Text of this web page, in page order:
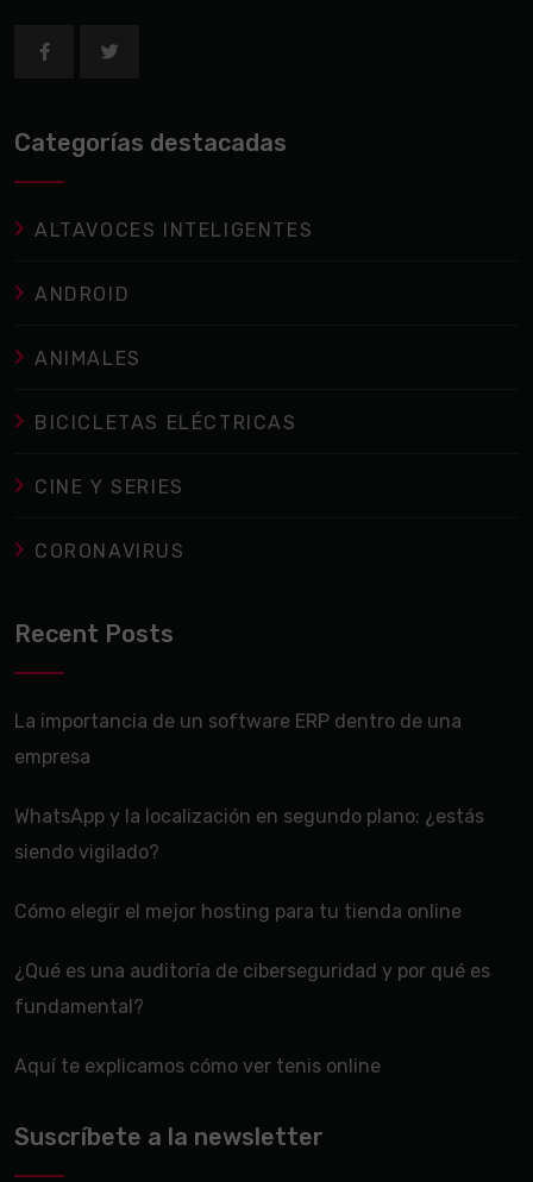
Categorías destacadas
ALTAVOCES INTELIGENTES
ANDROID
ANIMALES
BICICLETAS ELÉCTRICAS
CINE Y SERIES
CORONAVIRUS
Recent Posts
La importancia de un software ERP dentro de una
empresa
WhatsApp y la localización en segundo plano: ¿estás
siendo vigilado?
Cómo elegir el mejor hosting para tu tienda online
¿Qué es una auditoría de ciberseguridad y por qué es
fundamental?
Aquí te explicamos cómo ver tenis online
Suscríbete a la newsletter